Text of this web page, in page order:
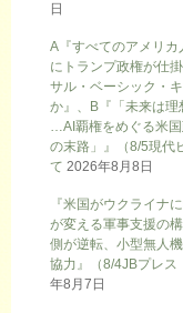
日
A『すべてのアメリ
にトランプ政権が仕
サル・ベーシック・
か』、B『「未来は理
…AI覇権をめぐる米
の末路」』（8/5現
て 2026年8月8日
『米国がウクライナ
が変える軍事支援
側が逆転、小型無人
協力』（8/4JBプレ
年8月7日